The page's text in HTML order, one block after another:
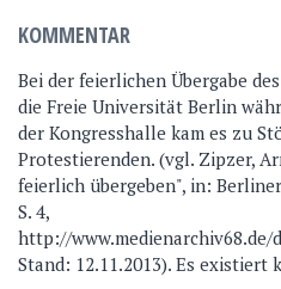
KOMMENTAR
Bei der feierlichen Übergabe
die Freie Universität Berlin
der Kongresshalle kam es zu
Protestierenden. (vgl. Zipzer,
feierlich übergeben", in:
S. 4,
http://www.medienarchiv68.de/
Stand: 12.11.2013). Es existiert